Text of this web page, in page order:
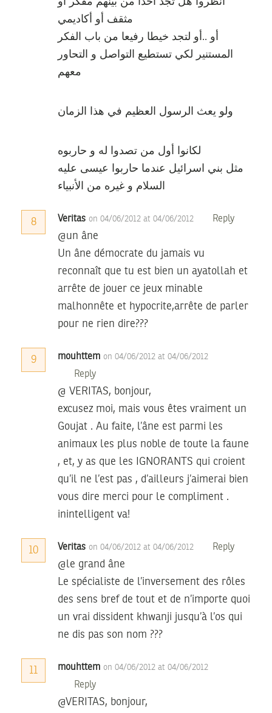
مثقف أو أكاديمي
أو ..أو لتجد خيطا رفيعا من باب الفكر
المستنير لكي تستطيع التواصل و التحاور
معهم
ولو يعث الرسول العظيم في هذا الزمان
لكانوا أول من تصدوا له و حاربوه
مثل بني اسرائيل عندما حاربوا عيسى عليه
السلام و غيره من الأنبياء
8 Veritas on 04/06/2012 at 04/06/2012 Reply
@un âne
Un âne démocrate du jamais vu
reconnaît que tu est bien un ayatollah et
arrête de jouer ce jeux minable
malhonnête et hypocrite,arrête de parler
pour ne rien dire???
9 mouhttem on 04/06/2012 at 04/06/2012
Reply
@ VERITAS, bonjour,
excusez moi, mais vous êtes vraiment un
Goujat . Au faite, l’âne est parmi les
animaux les plus noble de toute la faune
, et, y as que les IGNORANTS qui croient
qu’il ne l’est pas , d’ailleurs j’aimerai bien
vous dire merci pour le compliment .
inintelligent va!
10 Veritas on 04/06/2012 at 04/06/2012 Reply
@le grand âne
Le spécialiste de l’inversement des rôles
des sens bref de tout et de n’importe quoi
un vrai dissident khwanji jusqu’à l’os qui
ne dis pas son nom ???
11 mouhttem on 04/06/2012 at 04/06/2012
Reply
@VERITAS, bonjour,